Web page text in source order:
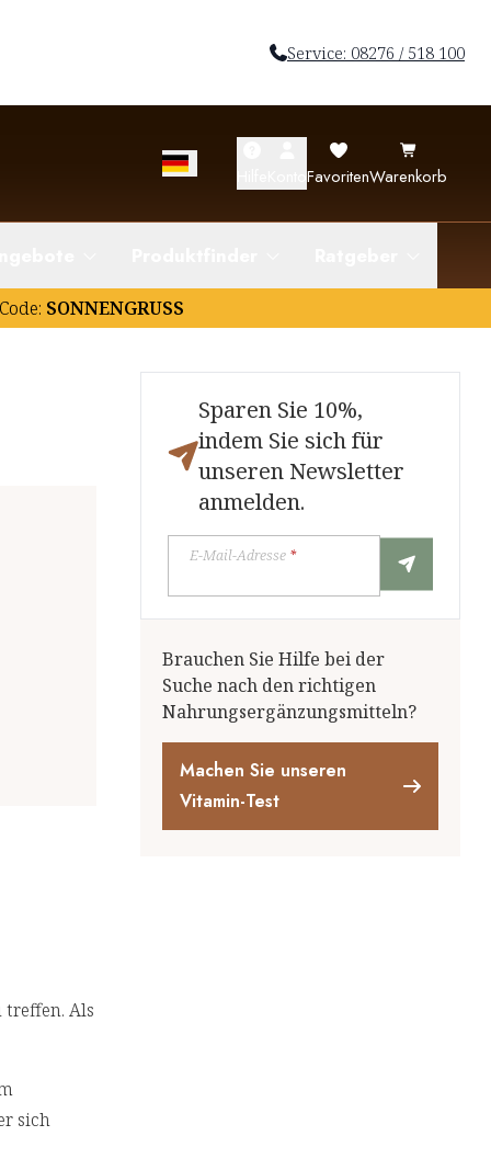
Service: 08276 / 518 100
FavoritenWarenkorb
SONNENGRUSS
treffen. Als
sich
Sparen Sie 10%,
indem Sie sich für
unseren Newsletter
anmelden.
E-Mail-Adresse*
Brauchen Sie Hilfe bei der
Suche nach den richtigen
Nahrungsergänzungsmitteln?
Machen Sie unseren
Vitamin-Test